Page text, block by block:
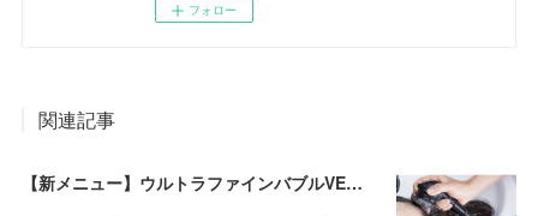
フォロー
関連記事
【新メニュー】ウルトラファインバブルVEENA始めました！